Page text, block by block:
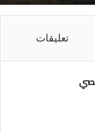
تعليقات